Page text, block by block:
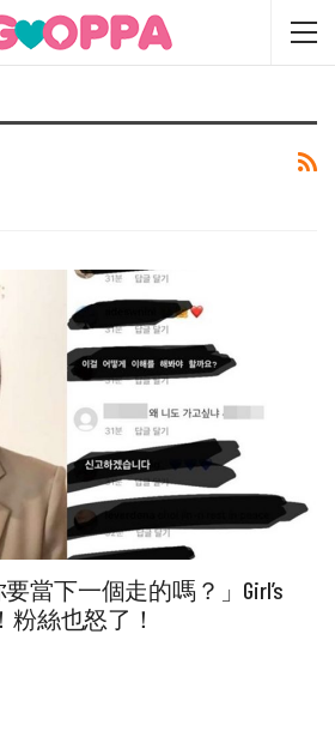
當下一個走的嗎？」Girl’s
粉絲也怒了！